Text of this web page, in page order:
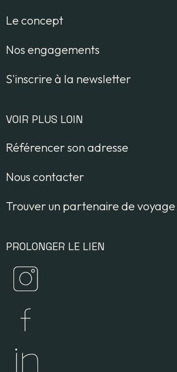
Le concept
Nos engagements
S'inscrire à la newsletter
VOIR PLUS LOIN
Référencer son adresse
Nous contacter
Trouver un partenaire de voyage
PROLONGER LE LIEN